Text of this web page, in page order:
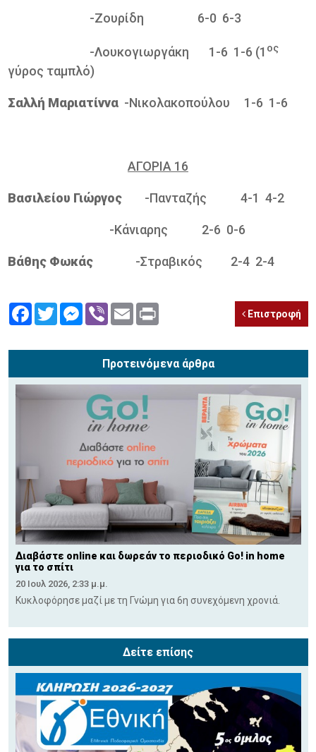
-Ζουρίδη 6-0 6-3
-Λουκογιωργάκη 1-6 1-6 (1 ος
γύρος ταμπλό)
Σαλλή Μαριατίννα -Νικολακοπούλου 1-6 1-6
ΑΓΟΡΙΑ 16
Bασιλείου Γιώργος -Πανταζής 4-1 4-2
-Κάνιαρης 2-6 0-6
Βάθης Φωκάς -Στραβικός 2-4 2-4
FacebookTwitterMessenger
Viber Email Επιστροφή
Προτεινόμενα άρθρα
Διαβάστε online και δωρεάν το περιοδικό Go! in home
για το σπίτι
20 Ιουλ 2026, 2:33 μ.μ.
Κυκλοφόρησε μαζί με τη Γνώμη για 6η συνεχόμενη χρονιά.
Δείτε επίσης